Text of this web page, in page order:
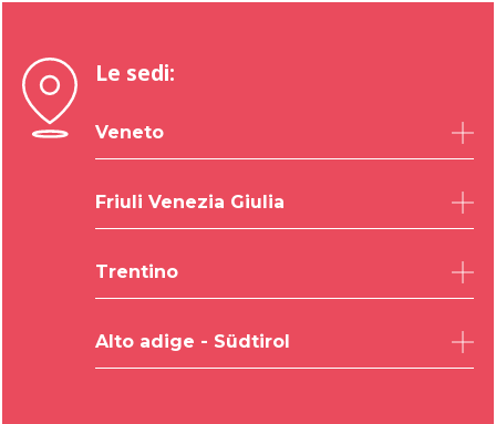
Le sedi:
Veneto
Belluno
Treviso
Verona
Vicenza
Friuli Venezia Giulia
Udine
Gorizia
Trentino
Trento
Alto adige - Südtirol